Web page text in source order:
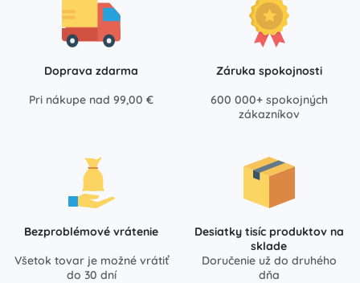
Doprava zdarma
Pri nákupe nad 99,00 €
Záruka spokojnosti
600 000+ spokojných
zákazníkov
Bezproblémové vrátenie
Všetok tovar je možné vrátiť
do 30 dní
Desiatky tisíc produktov na
sklade
Doručenie už do druhého
dňa